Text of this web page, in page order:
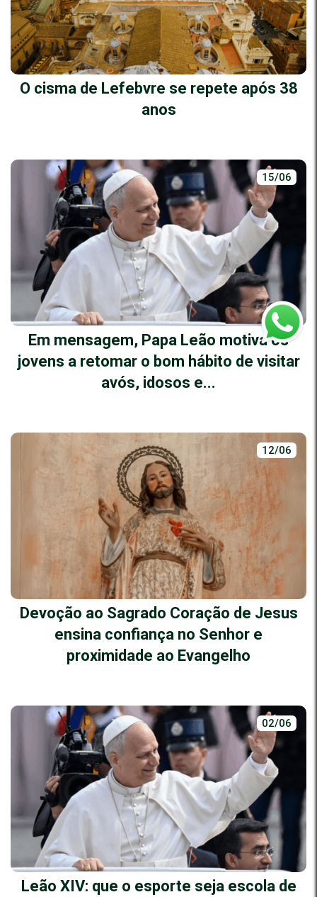
O cisma de Lefebvre se repete após 38
anos
15/06
Em mensagem, Papa Leão motiva os
jovens a retomar o bom hábito de visitar
avós, idosos e...
12/06
Devoção ao Sagrado Coração de Jesus
ensina confiança no Senhor e
proximidade ao Evangelho
02/06
Leão XIV: que o esporte seja escola de